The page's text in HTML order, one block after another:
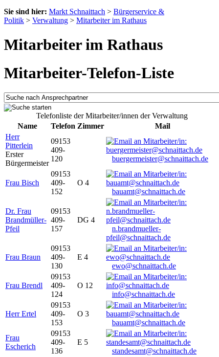
Sie sind hier: Markt Schnaittach > Bürgerservice &
Politik > Verwaltung > Mitarbeiter im Rathaus
Mitarbeiter im Rathaus
Mitarbeiter-Telefon-Liste
Telefonliste der Mitarbeiter/innen der Verwaltung
Name
Telefon Zimmer
Mail
Herr
Pitterlein
Erster
Bürgermeister
09153
409-
120
buergermeister@schnaittach.de
Frau Bisch
09153
409-
152
O 4
bauamt@schnaittach.de
Dr. Frau
Brandmüller-
Pfeil
09153
409-
157
DG 4
n.brandmueller-
pfeil@schnaittach.de
Frau Braun
09153
409-
130
E 4
ewo@schnaittach.de
Frau Brendl
09153
409-
124
O 12
info@schnaittach.de
Herr Ertel
09153
409-
153
O 3
bauamt@schnaittach.de
Frau
Escherich
09153
409-
136
E 5
standesamt@schnaittach.de